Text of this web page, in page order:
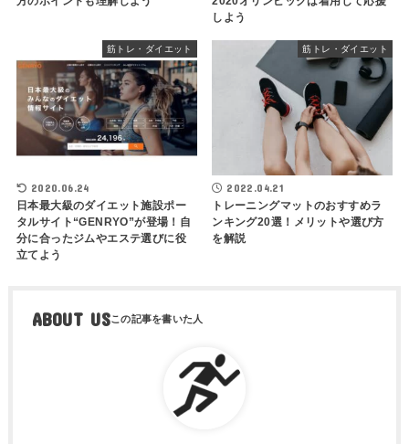
しよう
筋トレ・ダイエット
2020.06.24
日本最大級のダイエット施設ポー
タルサイト“GENRYO”が登場！自
分に合ったジムやエステ選びに役
立てよう
筋トレ・ダイエット
2022.04.21
トレーニングマットのおすすめラ
ンキング20選！メリットや選び方
を解説
ABOUT US